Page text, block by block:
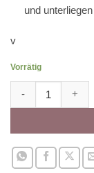
und
v
Vorrätig